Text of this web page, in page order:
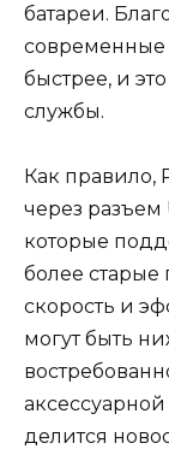
батареи.
современные
быстрее, и
службы.
Как правило,
через разъем
которые
более старые
скорость и
могут быть
делится